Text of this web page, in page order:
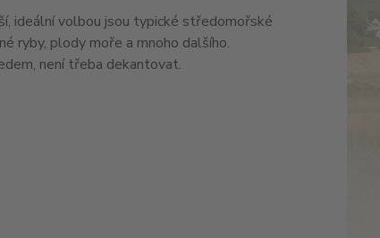
ideální volbou jsou typické středomořské
ryby, plody moře a mnoho dalšího.
není třeba dekantovat.